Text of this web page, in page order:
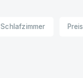
Schlafzimmer Preis